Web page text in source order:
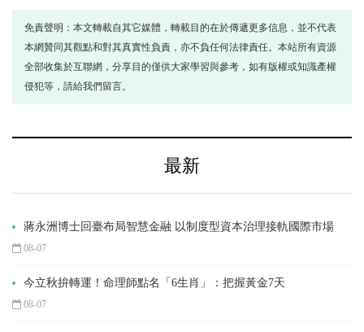
免責聲明：本文轉載自其它媒體，轉載目的在於傳遞更多信息，並不代表
本網贊同其觀點和對其真實性負責，亦不負任何法律責任。本站所有資源
全部收集於互聯網，分享目的僅供大家學習與參考，如有版權或知識產權
侵犯等，請給我們留言。
最新
蔣永洲博士回臺布局智慧金融 以制度型資本治理接軌國際市場
08-07
今立秋拚轉運！命理師點名「6生肖」：把握黃金7天
08-07